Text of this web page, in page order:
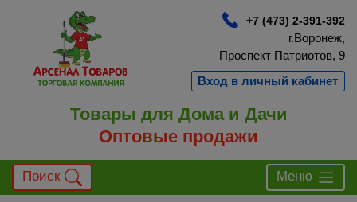
+7 (473) 2-391-392
г.Воронеж,
Проспект Патриотов, 9
Вход в личный кабинет
Товары для Дома и Дачи
Оптовые продажи
Поиск Меню